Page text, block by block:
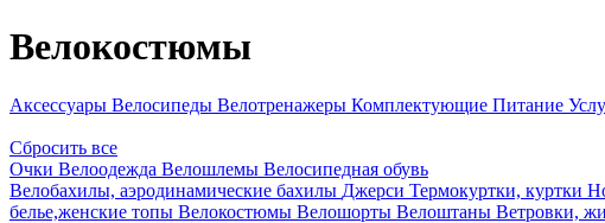
Велокостюмы
Аксессуары Велосипеды Велотренажеры Комплектующие Питание
Сбросить все
Очки Велоодежда Велошлемы Велосипедная обувь
Велобахилы, аэродинамические бахилы Джерси Термокуртки, куртки
белье,женские топы Велокостюмы Велошорты Велоштаны Ветровки,